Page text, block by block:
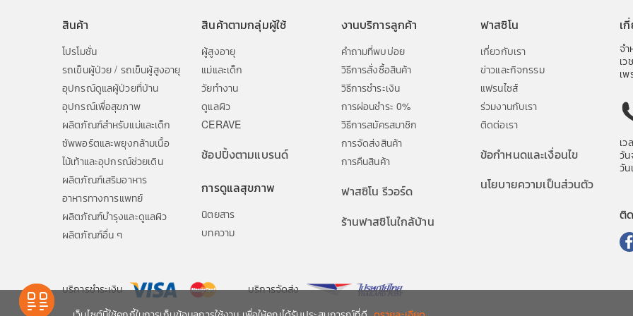
สินค้า
โปรโมชั่น
รถเข็นผู้ป่วย / รถเข็นผู้สูงอายุ
อุปกรณ์ดูแลผู้ป่วยที่บ้าน
อุปกรณ์เพื่อสุขภาพ
ผลิตภัณฑ์สำหรับแม่และเด็ก
ซัพพอร์ตและพยุงกล้ามเนื้อ
ไม้เท้าและอุปกรณ์ช่วยเดิน
ผลิตภัณฑ์เสริมอาหาร
อาหารทางการแพทย์
ผลิตภัณฑ์บำรุงและดูแลผิว
ผลิตภัณฑ์อื่น ๆ
สินค้าตามกลุ่มผู้ใช้
ผู้สูงอายุ
แม่และเด็ก
วัยทำงาน
ดูแลผิว
CERAVE
ช้อปปิ้งตามแบรนด์
การดูแลสุขภาพ
นิตยสาร
บทความ
งานบริการลูกค้า
คำถามที่พบบ่อย
วิธีการสั่งซื้อสินค้า
วิธีการชำระเงิน
การผ่อนชำระ 0%
วิธีการสมัครสมาชิก
การจัดส่งสินค้า
การคืนสินค้า
ฟาสซิโน รีวอร์ด
ร้านฟาสซิโนใกล้บ้าน
ฟาสซิโน
เกี่ยวกับเรา
ข่าวและกิจกรรม
แฟรนไซส์
ร่วมงานกับเรา
ติดต่อเรา
ข้อกำหนดและเงื่อนไข
นโยบายความเป็นส่วนตัว
เ
จ
เ
เ
เว
วั
วั
ติ
บริการชำระเงิน
บริการจัดส่ง